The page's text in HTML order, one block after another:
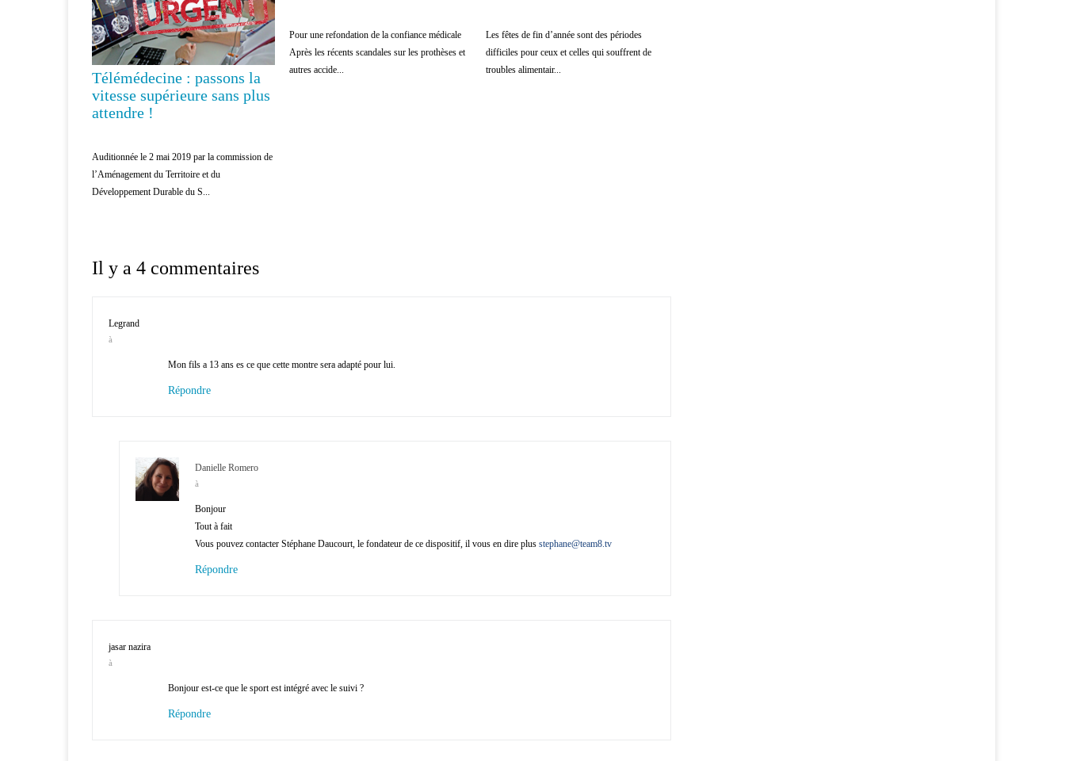
Télémédecine : passons la
vitesse supérieure sans plus
attendre !
Auditionnée le 2 mai 2019 par la commission de
l’Aménagement du Territoire et du
Développement Durable du S...
Pour une refondation de la confiance médicale
Après les récents scandales sur les prothèses et
autres accide...
Les fêtes de fin d’année sont des périodes
difficiles pour ceux et celles qui souffrent de
troubles alimentair...
Il y a 4 commentaires
Legrand
à
Mon fils a 13 ans es ce que cette montre sera adapté pour lui.
Répondre
Danielle Romero
à
Bonjour
Tout à fait
Vous pouvez contacter Stéphane Daucourt, le fondateur de ce dispositif, il vous en dire plus stephane@team8.tv
Répondre
jasar nazira
à
Bonjour est-ce que le sport est intégré avec le suivi ?
Répondre